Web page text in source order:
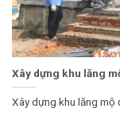
Xây dựng khu lăng
Xây dựng khu lăng mộ